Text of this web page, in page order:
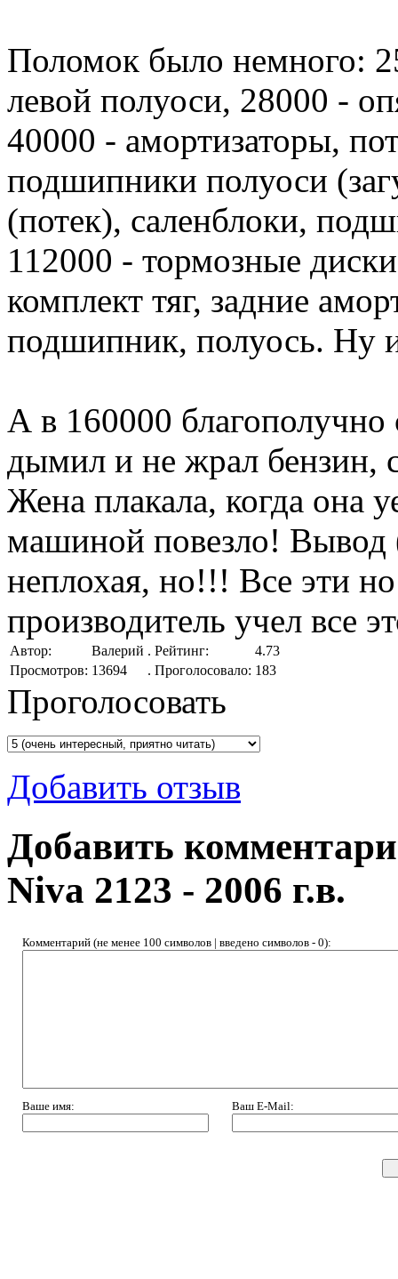
Поломок было немного:
левой полуоси, 28000 -
40000 - амортизаторы,
подшипники полуоси
(потек), саленблоки,
112000 - тормозные
комплект тяг, задние
подшипник, полуось. Ну
А в 160000
дымил и не жрал бензин,
Жена плакала, когда она
машиной повезло!
неплохая, но!!! Все эти
производитель учел все
Автор: Валерий . Рейтинг:
4.73
Просмотров: 13694 . Проголосовало: 183
Проголосовать
Добавить отзыв
Добавить
Niva 2123 - 2006 г.в.
Комментарий (не менее 100 символов | введено символов - 0):
Ваше имя: Ваш E-Mail: